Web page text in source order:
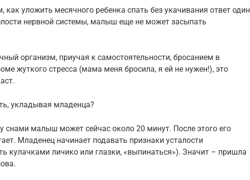
как уложить месячного ребенка спать без укачивания ответ один
нервной системы, малыш еще не может засыпать
организм, приучая к самостоятельности, бросанием в
жуткого стресса (мама меня бросила, я ей не нужен!), это
укладывая младенца?
снами малыш может сейчас около 20 минут. После этого его
Младенец начинает подавать признаки усталости
кулачками личико или глазки, «выпинаться»). Значит – пришла